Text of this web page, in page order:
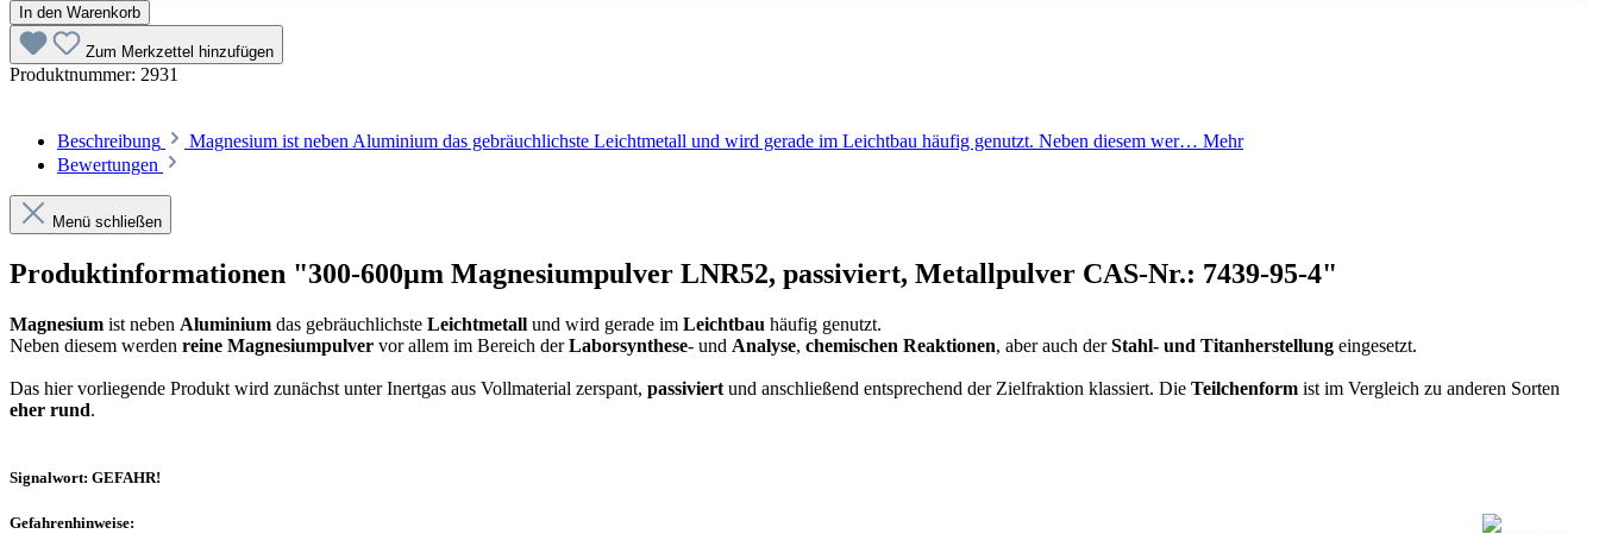
In den Warenkorb
Zum Merkzettel hinzufügen
Produktnummer: 2931
Beschreibung Magnesium ist neben Aluminium das gebräuchlichste Leichtmetall und wird gerade im Leichtbau häufig genutzt. Neben diesem wer… Mehr
Bewertungen
Menü schließen
Produktinformationen "300-600µm Magnesiumpulver LNR52, passiviert, Metallpulver CAS-Nr.: 7439-95-4"
Magnesium ist neben Aluminium das gebräuchlichste Leichtmetall und wird gerade im Leichtbau häufig genutzt.
Neben diesem werden reine Magnesiumpulver vor allem im Bereich derLaborsynthese- und Analyse, chemischen Reaktionen, aber auch derStahl- und Titanherstellung eingesetzt.
Das hier vorliegende Produkt wird zunächst unter Inertgas aus Vollmaterial zerspant, passiviert und anschließend entsprechend der Zielfraktion klassiert. Die Teilchenform ist im Vergleich zu anderen Sorten
eher rund.
Signalwort: GEFAHR!
Gefahrenhinweise: